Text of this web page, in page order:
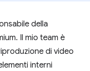
della
Il mio team è
di video
interni